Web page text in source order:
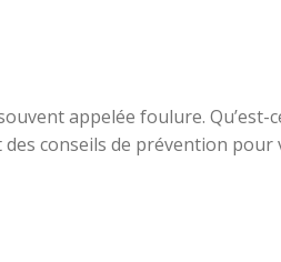
appelée foulure. Qu’est-
conseils de prévention